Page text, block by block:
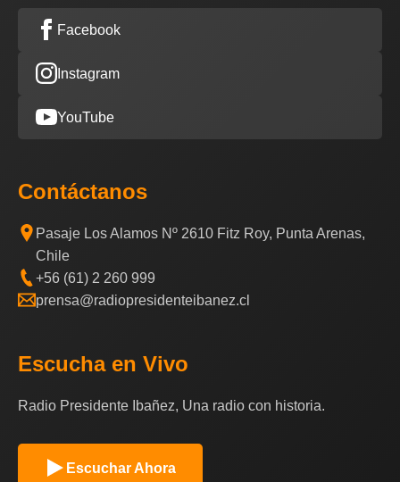
Facebook
Instagram
YouTube
Contáctanos
Pasaje Los Alamos Nº 2610 Fitz Roy, Punta Arenas,
Chile
+56 (61) 2 260 999
prensa@radiopresidenteibanez.cl
Escucha en Vivo
Radio Presidente Ibañez, Una radio con historia.
Escuchar Ahora